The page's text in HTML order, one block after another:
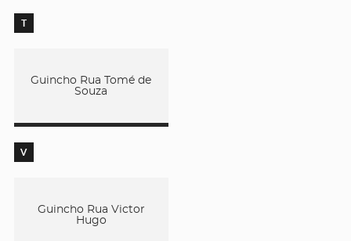
T
Guincho Rua Tomé de
Souza
V
Guincho Rua Victor
Hugo